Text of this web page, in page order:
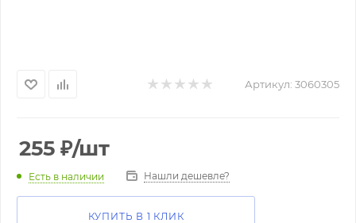
Артикул: 3060305
255 ₽/шт
Есть в наличии Нашли дешевле?
КУПИТЬ В 1 КЛИК